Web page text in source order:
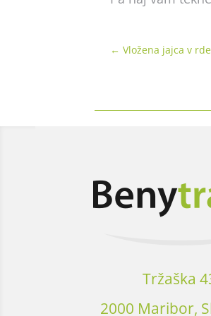
←Vložena jajca v
Tržaška
2000 Maribor,